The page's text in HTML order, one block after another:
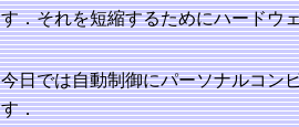
す．それを短縮するためにハードウ
今日では自動制御にパーソナルコン
す．